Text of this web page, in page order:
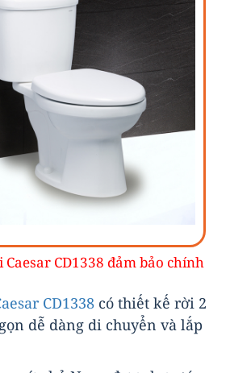
CD1338 đảm bảo chính
CD1338 có thiết kế rời 2
dễ dàng di chuyển và lắp